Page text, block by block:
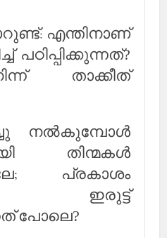
എന്തിനാണ്
പഠിപ്പിക്കുന്നത്?
താക്കീത്
നല്‍കുമ്പോള്‍
തിന്മകള്‍
പ്രകാശം
ഇരുട്ട്
പോലെ?